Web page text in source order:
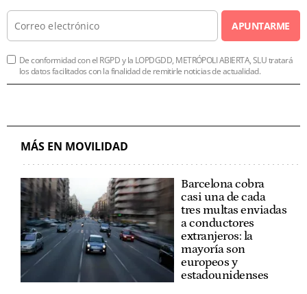
APUNTARME
De conformidad con el RGPD y la LOPDGDD, METRÓPOLI ABIERTA, SLU tratará
los datos facilitados con la finalidad de remitirle noticias de actualidad.
MÁS EN MOVILIDAD
Barcelona cobra
casi una de cada
tres multas enviadas
a conductores
extranjeros: la
mayoría son
europeos y
estadounidenses